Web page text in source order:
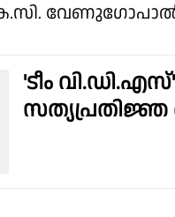
വേണുഗോപാൽ
'ടീം
സത്യപ്രതിജ്ഞ